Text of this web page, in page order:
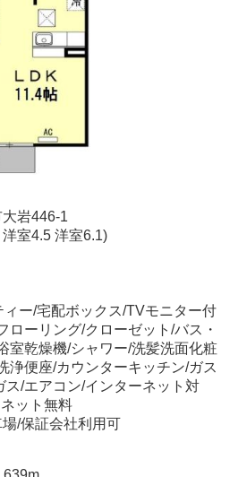
岩446-1
室4.5 洋室6.1)
ー/宅配ボックス/TVモニター付
ローリング/クローゼット/バス・
室乾燥機/シャワー/洗髪洗面化粧
浄便座/カウンターキッチン/ガス
ス/エアコン/インターネット対
ット無料
/保証会社利用可